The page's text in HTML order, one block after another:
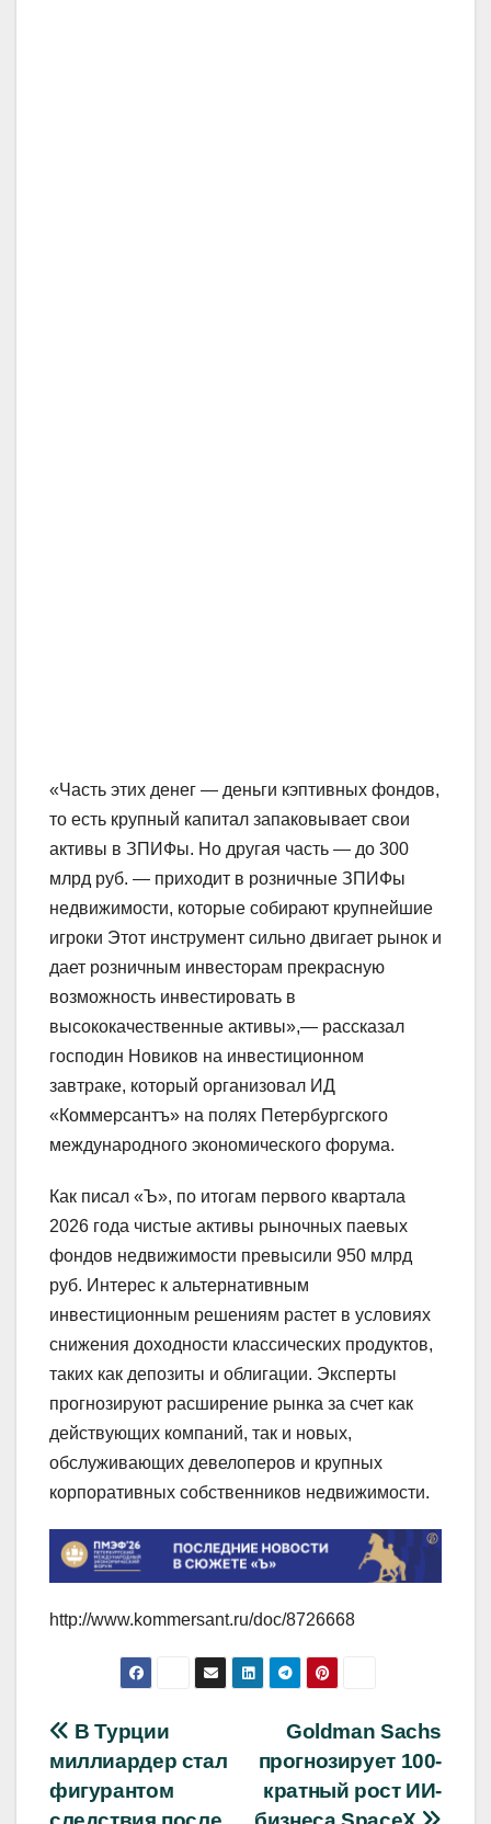
«Часть этих денег — деньги кэптивных фондов,
то есть крупный капитал запаковывает свои
активы в ЗПИФы. Но другая часть — до 300
млрд руб. — приходит в розничные ЗПИФы
недвижимости, которые собирают крупнейшие
игроки Этот инструмент сильно двигает рынок и
дает розничным инвесторам прекрасную
возможность инвестировать в
высококачественные активы»,— рассказал
господин Новиков на инвестиционном
завтраке, который организовал ИД
«Коммерсантъ» на полях Петербургского
международного экономического форума.
Как писал «Ъ», по итогам первого квартала
2026 года чистые активы рыночных паевых
фондов недвижимости превысили 950 млрд
руб. Интерес к альтернативным
инвестиционным решениям растет в условиях
снижения доходности классических продуктов,
таких как депозиты и облигации. Эксперты
прогнозируют расширение рынка за счет как
действующих компаний, так и новых,
обслуживающих девелоперов и крупных
корпоративных собственников недвижимости.
http://www.kommersant.ru/doc/8726668
Навигация
по
Goldman Sachs
прогнозирует 100-
кратный рост ИИ-
В Турции
миллиардер стал
фигурантом